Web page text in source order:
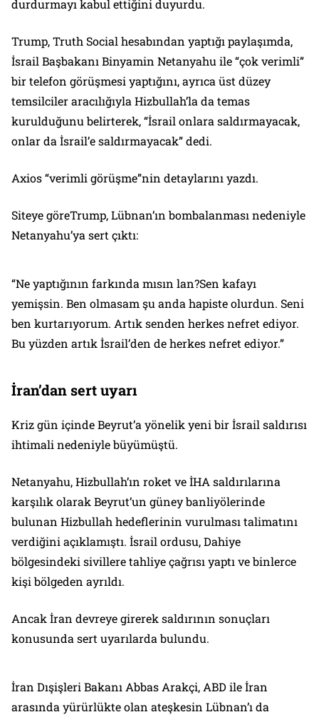
durdurmayı kabul ettiğini duyurdu.
Trump, Truth Social hesabından yaptığı paylaşımda,
İsrail Başbakanı Binyamin Netanyahu ile “çok verimli”
bir telefon görüşmesi yaptığını, ayrıca üst düzey
temsilciler aracılığıyla Hizbullah’la da temas
kurulduğunu belirterek, “İsrail onlara saldırmayacak,
onlar da İsrail’e saldırmayacak” dedi.
Axios “verimli görüşme”nin detaylarını yazdı.
Siteye göreTrump, Lübnan’ın bombalanması nedeniyle
Netanyahu’ya sert çıktı:
“Ne yaptığının farkında mısın lan?Sen kafayı
yemişsin. Ben olmasam şu anda hapiste olurdun. Seni
ben kurtarıyorum. Artık senden herkes nefret ediyor.
Bu yüzden artık İsrail’den de herkes nefret ediyor.”
İran’dan sert uyarı
Kriz gün içinde Beyrut’a yönelik yeni bir İsrail saldırısı
ihtimali nedeniyle büyümüştü.
Netanyahu, Hizbullah’ın roket ve İHA saldırılarına
karşılık olarak Beyrut’un güney banliyölerinde
bulunan Hizbullah hedeflerinin vurulması talimatını
verdiğini açıklamıştı. İsrail ordusu, Dahiye
bölgesindeki sivillere tahliye çağrısı yaptı ve binlerce
kişi bölgeden ayrıldı.
Ancak İran devreye girerek saldırının sonuçları
konusunda sert uyarılarda bulundu.
İran Dışişleri Bakanı Abbas Arakçi, ABD ile İran
arasında yürürlükte olan ateşkesin Lübnan’ı da